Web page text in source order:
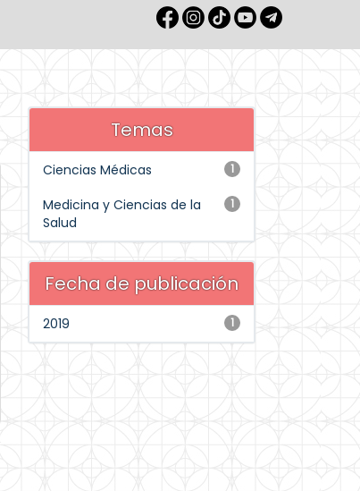
Temas
1
Ciencias Médicas
1
Medicina y Ciencias de la
Salud
Fecha de publicación
1
2019